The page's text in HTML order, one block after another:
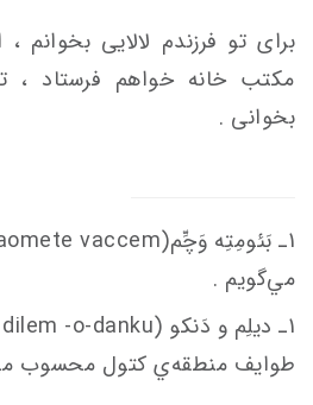
برای تو فرزندم لالایی بخوانم
مکتب خانه خواهم فرستاد ،
بخوانی .
1ـ بَئومِتِه وَچِّم(baomete va ccem
مي‌گويم .
طوايف منطقه‌ي كتول محسوب